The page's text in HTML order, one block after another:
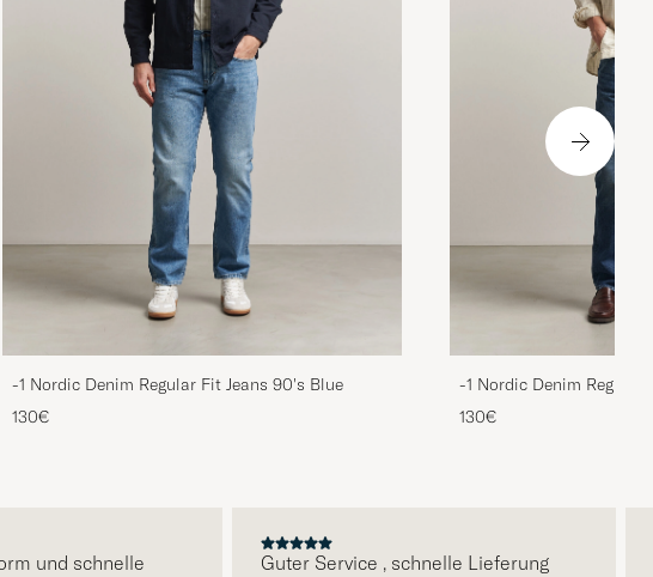
-1 Nordic Denim Regular Fit Jeans 90's Blue
130€
-1 Nordic Denim Regular
130€
schnelle
Guter Service , schnelle Lieferung